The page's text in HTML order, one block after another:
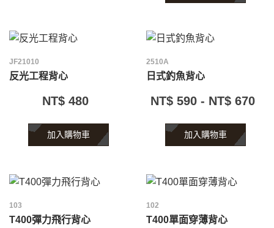
JF21010
反光工程背心
NT$ 480
加入購物車
2510A
日式釣魚背心
NT$ 590 - NT$ 670
加入購物車
103
T400彈力飛行背心
102
T400單面穿薄背心